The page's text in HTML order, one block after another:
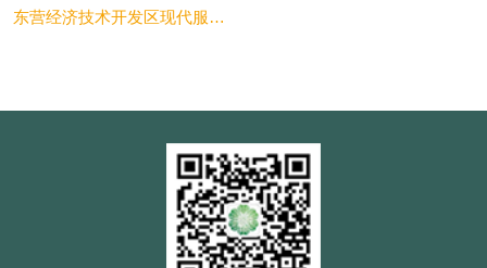
东营经济技术开发区现代服务业聚集区景观规划方案设计